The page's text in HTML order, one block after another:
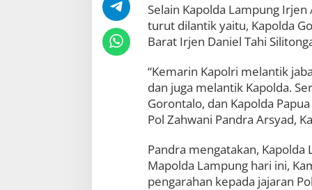
Selain Kapolda Lampung
turut dilantik yaitu, Kapolda
Barat Irjen Daniel Tahi
“Kemarin Kapolri melantik
dan juga melantik Kapolda.
Gorontalo, dan Kapolda
Pol Zahwani Pandra Arsyad,
Pandra mengatakan,
Mapolda Lampung hari ini,
pengarahan kepada jajaran